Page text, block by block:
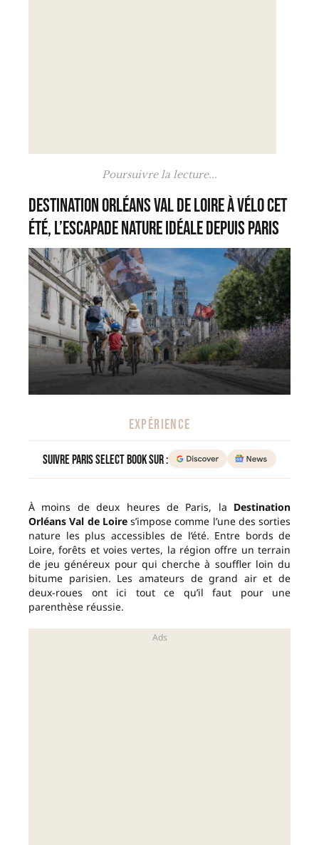
Poursuivre la lecture...
Destination Orléans Val de Loire à vélo cet
été, l’escapade nature idéale depuis Paris
EXPÉRIENCE
Suivre Paris Select Book sur :
À moins de deux heures de Paris, la Destination
Orléans Val de Loires’impose comme l’une des sorties
nature les plus accessibles de l’été. Entre bords de
Loire, forêts et voies vertes, la région offre un terrain
de jeu généreux pour qui cherche à souffler loin du
bitume parisien. Les amateurs de grand air et de
deux-roues ont ici tout ce qu’il faut pour une
parenthèse réussie.